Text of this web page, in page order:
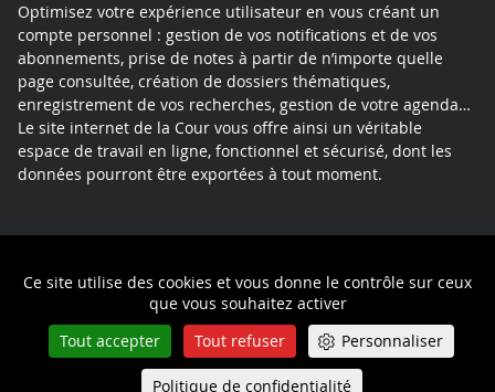
Ce site utilise des cookies et vous donne le contrôle sur ceux
que vous souhaitez activer
Tout accepter
Tout refuser Personnaliser
Politique de confidentialité
Optimisez votre expérience utilisateur en vous créant un
compte personnel : gestion de vos notifications et de vos
abonnements, prise de notes à partir de n’importe quelle
page consultée, création de dossiers thématiques,
enregistrement de vos recherches, gestion de votre agenda…
Le site internet de la Cour vous offre ainsi un véritable
espace de travail en ligne, fonctionnel et sécurisé, dont les
données pourront être exportées à tout moment.
Politique de confidentialité
Queue-Fair